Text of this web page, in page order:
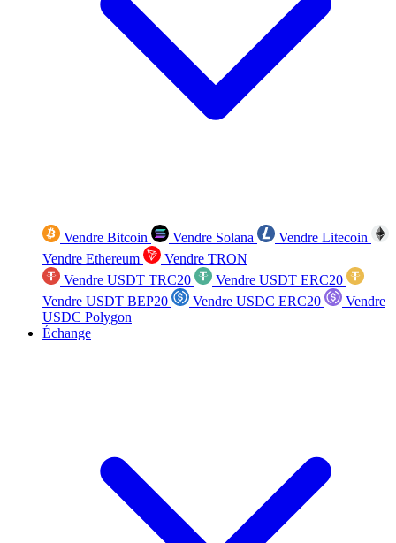
Vendre Bitcoin Vendre Solana
Vendre Litecoin
Vendre Ethereum
Vendre TRON
Vendre USDT TRC20
Vendre USDT ERC20
Vendre USDT BEP20
Vendre USDC ERC20
Vendre
USDC Polygon
Échange